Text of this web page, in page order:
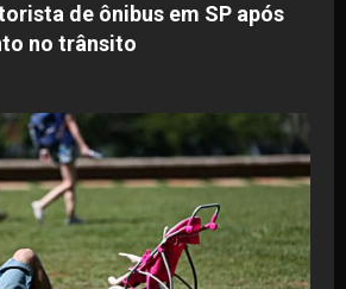
de ônibus em SP após
no trânsito